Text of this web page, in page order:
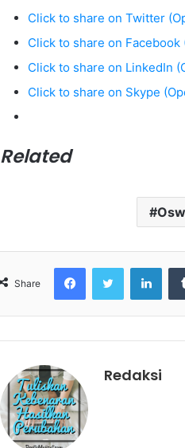
Click to share on Twitter
Click to share on
Click to share on LinkedIn
Click to share on Skype
Related
Share
Redaksi